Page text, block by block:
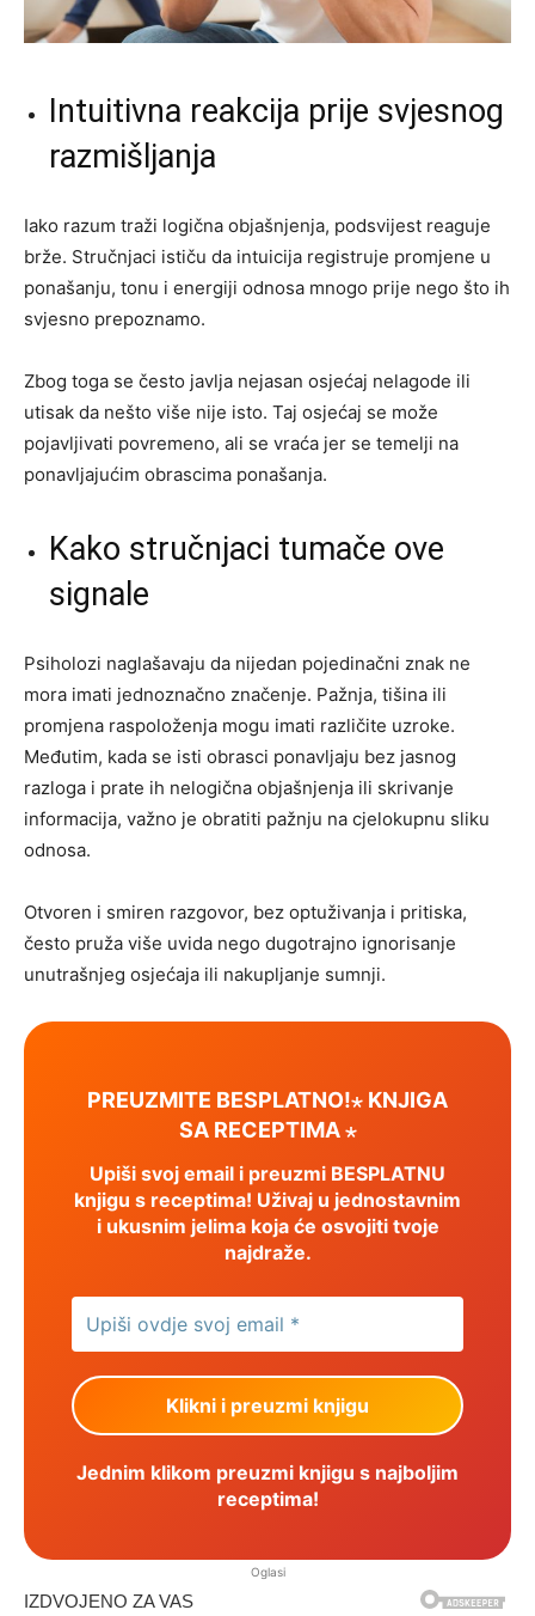
Intuitivna reakcija prije svjesnog
razmišljanja
Iako razum traži logična objašnjenja, podsvijest reaguje
brže. Stručnjaci ističu da intuicija registruje promjene u
ponašanju, tonu i energiji odnosa mnogo prije nego što ih
svjesno prepoznamo.
Zbog toga se često javlja nejasan osjećaj nelagode ili
utisak da nešto više nije isto. Taj osjećaj se može
pojavljivati povremeno, ali se vraća jer se temelji na
ponavljajućim obrascima ponašanja.
Kako stručnjaci tumače ove
signale
Psiholozi naglašavaju da nijedan pojedinačni znak ne
mora imati jednoznačno značenje. Pažnja, tišina ili
promjena raspoloženja mogu imati različite uzroke.
Međutim, kada se isti obrasci ponavljaju bez jasnog
razloga i prate ih nelogična objašnjenja ili skrivanje
informacija, važno je obratiti pažnju na cjelokupnu sliku
odnosa.
Otvoren i smiren razgovor, bez optuživanja i pritiska,
često pruža više uvida nego dugotrajno ignorisanje
unutrašnjeg osjećaja ili nakupljanje sumnji.
PREUZMITE BESPLATNO!⋆ KNJIGA
SA RECEPTIMA ⋆
Upiši svoj email i preuzmi BESPLATNU
knjigu s receptima! Uživaj u jednostavnim
i ukusnim jelima koja će osvojiti tvoje
najdraže.
Jednim klikom preuzmi knjigu s najboljim
receptima!
Oglasi